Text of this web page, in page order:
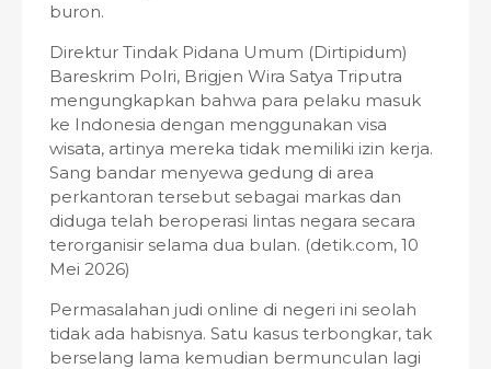
buron.
Direktur Tindak Pidana Umum (Dirtipidum)
Bareskrim Polri, Brigjen Wira Satya Triputra
mengungkapkan bahwa para pelaku masuk
ke Indonesia dengan menggunakan visa
wisata, artinya mereka tidak memiliki izin kerja.
Sang bandar menyewa gedung di area
perkantoran tersebut sebagai markas dan
diduga telah beroperasi lintas negara secara
terorganisir selama dua bulan. (detik.com, 10
Mei 2026)
Permasalahan judi online di negeri ini seolah
tidak ada habisnya. Satu kasus terbongkar, tak
berselang lama kemudian bermunculan lagi